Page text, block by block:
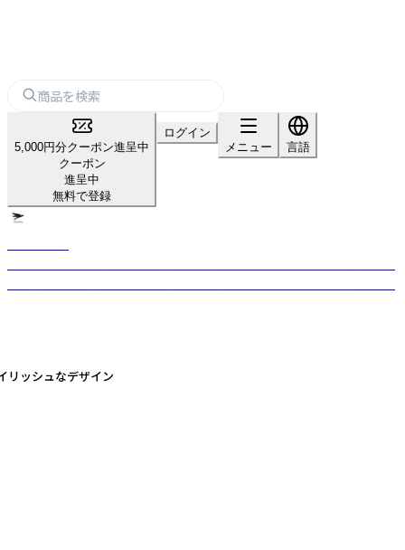
5,000円分クーポン進呈中
クーポン
進呈中
無料で登録
ログイン
メニュー
言語
リッシュなデザイン